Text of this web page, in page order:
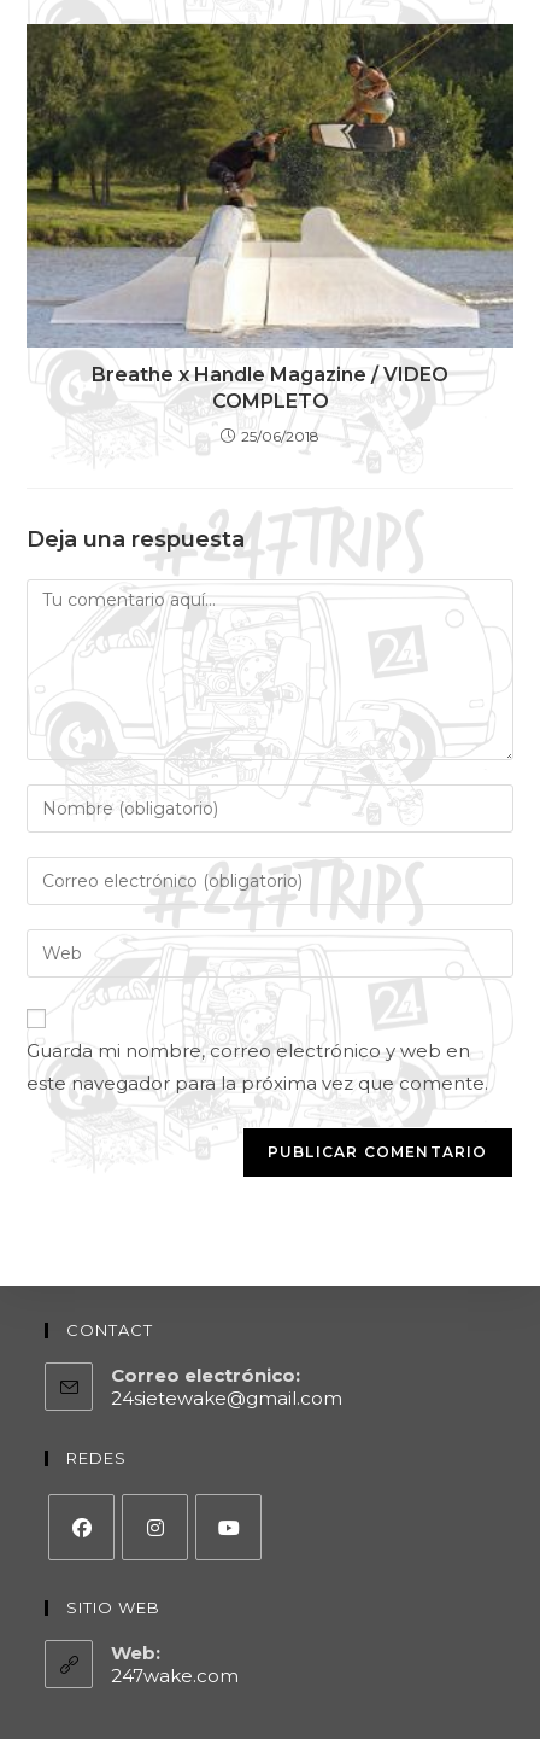
Breathe x Handle Magazine / VIDEO
COMPLETO
25/06/2018
Deja una respuesta
Guarda mi nombre, correo electrónico y web en
este navegador para la próxima vez que comente.
CONTACT
Correo electrónico:
24sietewake@gmail.com
REDES
SITIO WEB
Web:
247wake.com